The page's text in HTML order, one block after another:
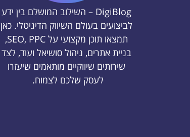
DigiBlog – השילוב המושלם בין ידע
לביצועים בעולם השיווק הדיגיטלי. כאן
תמצאו תוכן מקצועי על SEO, PPC,
בניית אתרים, ניהול סושיאל ועוד, לצד
שירותים שיווקיים מותאמים שיעזרו
לעסק שלכם לצמוח.